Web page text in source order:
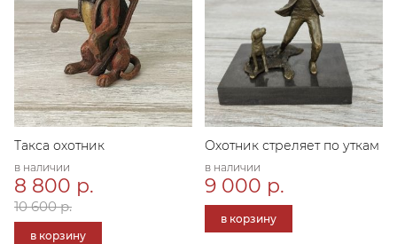
Такса охотник
в наличии
8 800 р.
10 600 р.
в корзину
Охотник стреляет по уткам
в наличии
9 000 р.
в корзину